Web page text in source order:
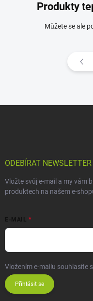
Produkty
Můžete se ale
ODEBÍRAT NEWSLETTER
Vložte svůj e-mail a my vám
produktech na našem e-
E-MAIL
Vložením e-mailu souhlasíte s
Přihlásit se